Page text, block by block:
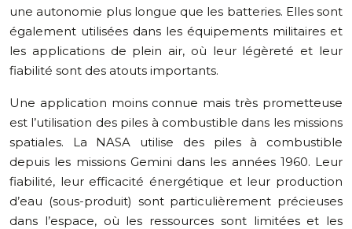
une autonomie plus longue que les batteries. Elles sont
également utilisées dans les équipements militaires et
les applications de plein air, où leur légèreté et leur
fiabilité sont des atouts importants.
Une application moins connue mais très prometteuse
est l’utilisation des piles à combustible dans les missions
spatiales. La NASA utilise des piles à combustible
depuis les missions Gemini dans les années 1960. Leur
fiabilité, leur efficacité énergétique et leur production
d’eau (sous-produit) sont particulièrement précieuses
dans l’espace, où les ressources sont limitées et les